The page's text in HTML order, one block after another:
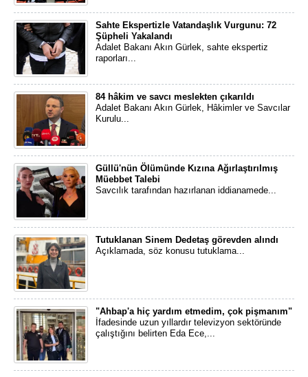
Sahte Ekspertizle Vatandaşlık Vurgunu: 72
Şüpheli Yakalandı
Adalet Bakanı Akın Gürlek, sahte ekspertiz
raporları...
84 hâkim ve savcı meslekten çıkarıldı
Adalet Bakanı Akın Gürlek, Hâkimler ve Savcılar
Kurulu...
Güllü'nün Ölümünde Kızına Ağırlaştırılmış
Müebbet Talebi
Savcılık tarafından hazırlanan iddianamede...
Tutuklanan Sinem Dedetaş görevden alındı
Açıklamada, söz konusu tutuklama...
"Ahbap'a hiç yardım etmedim, çok pişmanım"
İfadesinde uzun yıllardır televizyon sektöründe
çalıştığını belirten Eda Ece,...